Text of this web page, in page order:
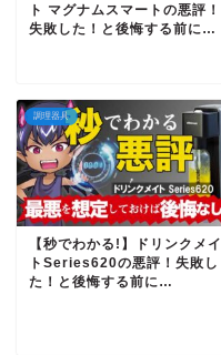
ト マグナムスマートの悪評！
失敗した！と後悔する前に…
調理器具
【秒でわかる!】ドリンクメイ
トSeries620の悪評！失敗し
た！と後悔する前に…